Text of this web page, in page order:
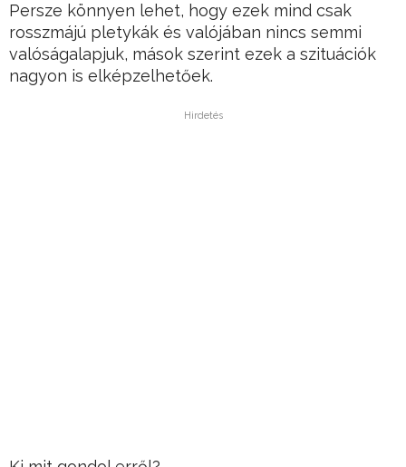
Persze könnyen lehet, hogy ezek mind csak
rosszmájú pletykák és valójában nincs semmi
valóságalapjuk, mások szerint ezek a szituációk
nagyon is elképzelhetőek.
Hirdetés